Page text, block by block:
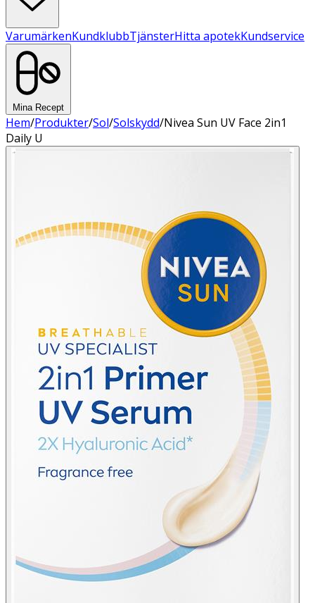
VarumärkenKundklubbTjänsterHitta apotekKundservice
Mina Recept
Hem/Produkter/Sol/Solskydd/Nivea Sun UV Face 2in1
Daily U